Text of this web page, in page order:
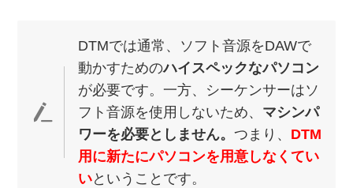
DTMでは通常、ソフト音源をDAWで
動かすためのハイスペックなパソコン
が必要です。一方、シーケンサーはソ
フト音源を使用しないため、 マシンパ
ワーを必要としません。 つまり、 DTM
用に新たにパソコンを用意しなくてい
いということです。